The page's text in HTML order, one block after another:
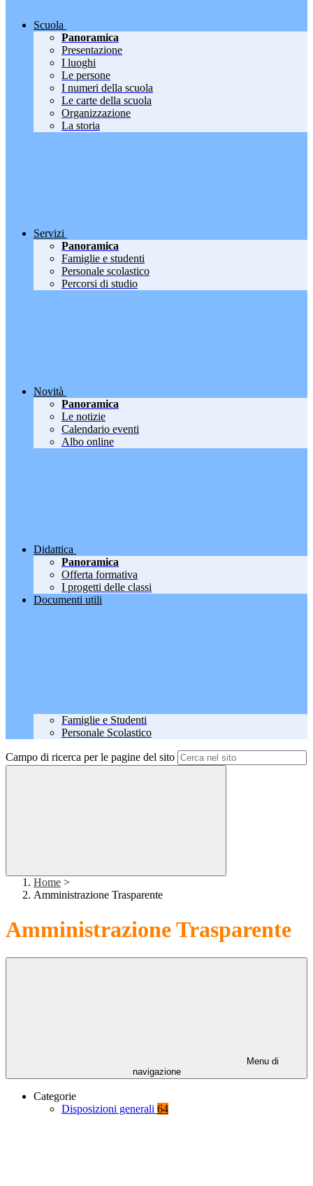
Scuola
Panoramica
Presentazione
I luoghi
Le persone
I numeri della scuola
Le carte della scuola
Organizzazione
La storia
Servizi
Panoramica
Famiglie e studenti
Personale scolastico
Percorsi di studio
Novità
Panoramica
Le notizie
Calendario eventi
Albo online
Didattica
Panoramica
Offerta formativa
I progetti delle classi
Documenti utili
Famiglie e Studenti
Personale Scolastico
Campo di ricerca per le pagine del sito
Home >
Amministrazione Trasparente
Amministrazione Trasparente
Menu di
navigazione
Categorie
Disposizioni generali 64